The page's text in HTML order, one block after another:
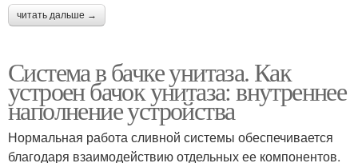
читать дальше →
Система в бачке унитаза. Как
устроен бачок унитаза: внутреннее
наполнение устройства
Нормальная работа сливной системы обеспечивается
благодаря взаимодействию отдельных ее компонентов.